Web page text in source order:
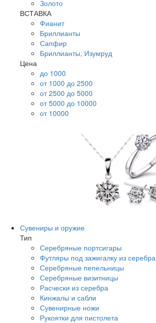
Золото
ВСТАВКА
Фианит
Бриллианты
Сапфир
Бриллианты, Изумруд
Цена
до 1000
от 1000 до 2500
от 2500 до 5000
от 5000 до 10000
от 10000
Сувениры и оружие
Тип
Серебряные портсигары
Футляры под зажигалку из серебра
Серебряные пепельницы
Серебряные визитницы
Расчески из серебра
Кинжалы и сабли
Сувенирные ножи
Рукоятки для пистолета